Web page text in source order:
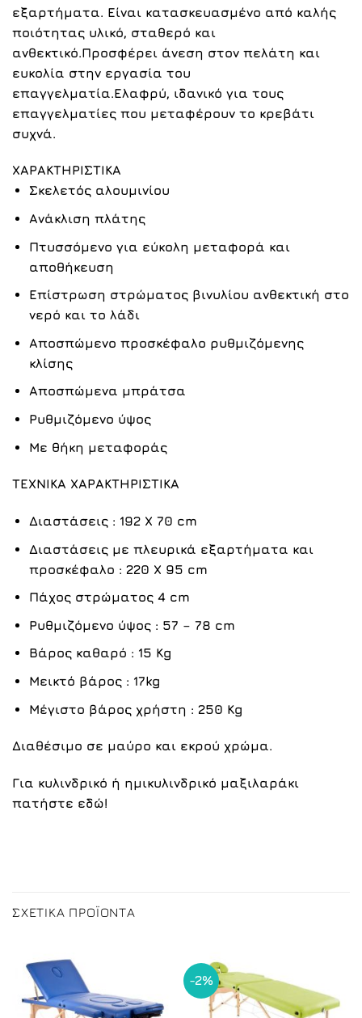
εξαρτήματα. Είναι κατασκευασμένο από καλής
ποιότητας υλικό, σταθερό και
ανθεκτικό.Προσφέρει άνεση στον πελάτη και
ευκολία στην εργασία του
επαγγελματία.Ελαφρύ, ιδανικό για τους
επαγγελματίες που μεταφέρουν το κρεβάτι
συχνά.
ΧΑΡΑΚΤΗΡΙΣΤΙΚΑ
Σκελετός αλουμινίου
Ανάκλιση πλάτης
Πτυσσόμενο για εύκολη μεταφορά και
αποθήκευση
Επίστρωση στρώματος βινυλίου ανθεκτική στο
νερό και το λάδι
Αποσπώμενο προσκέφαλο ρυθμιζόμενης
κλίσης
Αποσπώμενα μπράτσα
Ρυθμιζόμενο ύψος
Με θήκη μεταφοράς
ΤΕΧΝΙΚΑ ΧΑΡΑΚΤΗΡΙΣΤΙΚΑ
Διαστάσεις : 192 Χ 70 cm
Διαστάσεις με πλευρικά εξαρτήματα και
προσκέφαλο : 220 Χ 95 cm
Πάχος στρώματος 4 cm
Ρυθμιζόμενο ύψος : 57 – 78 cm
Βάρος καθαρό : 15 Kg
Μεικτό βάρος : 17kg
Μέγιστο βάρος χρήστη : 250 Kg
Διαθέσιμο σε μαύρο και εκρού χρώμα.
Για κυλινδρικό ή ημικυλινδρικό μαξιλαράκι
πατήστε εδώ!
ΣΧΕΤΙΚΆ ΠΡΟΪΌΝΤΑ
-2%